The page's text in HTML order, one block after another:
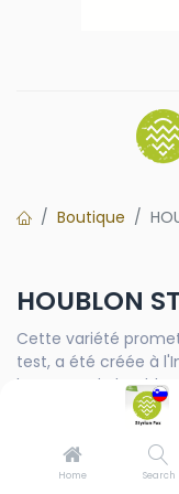
Home Search
Boutique
HOUBLON
Cette variété
test, a été créée à
brassage du
européennes et
particulièrement
fermentation,
fruités. Certains